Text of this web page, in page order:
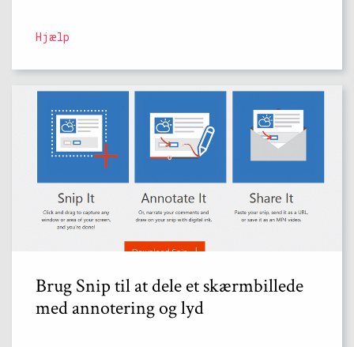
Hjælp
Brug Snip til at dele et skærmbillede
med annotering og lyd